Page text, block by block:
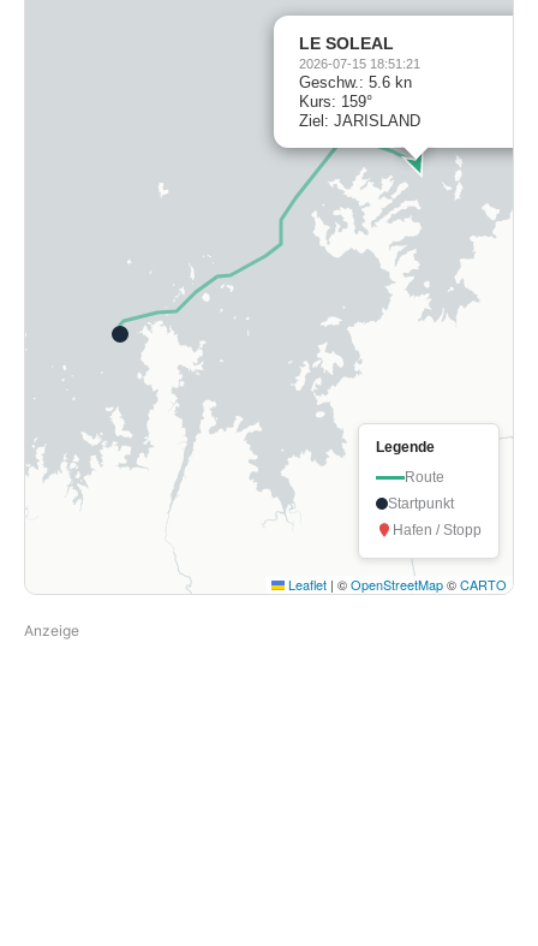
LE SOLEAL
2026-07-15 18:51:21
Geschw.: 5.6 kn
Kurs: 159°
Ziel: JARISLAND
Leaflet | ©OpenStreetMap©CARTO
Legende
Route
Startpunkt
Hafen / Stopp
Anzeige